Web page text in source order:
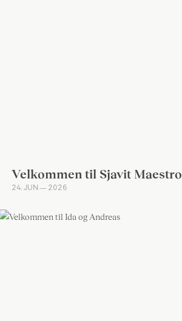
Velkommen til Sjavit Maestro
24. JUN — 2026